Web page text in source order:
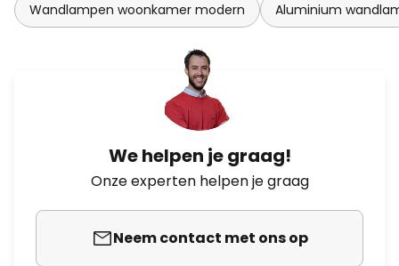
Wandlampen woonkamer modern Aluminium
We helpen je graag!
Onze experten helpen je graag
Neem contact met ons op